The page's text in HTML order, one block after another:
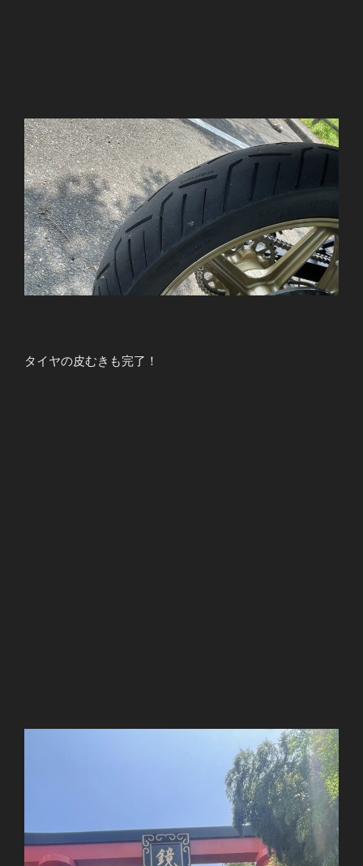
タイヤの皮むきも完了！